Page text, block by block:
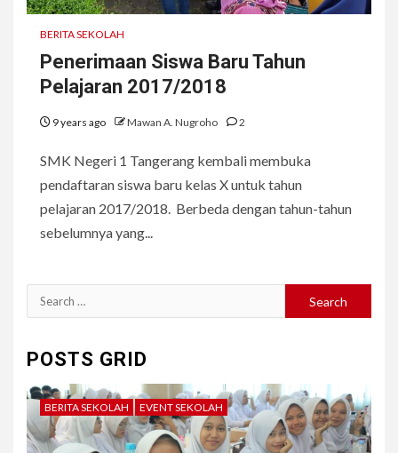
BERITA SEKOLAH
Penerimaan Siswa Baru Tahun
Pelajaran 2017/2018
9 years ago Mawan A. Nugroho 2
SMK Negeri 1 Tangerang kembali membuka
pendaftaran siswa baru kelas X untuk tahun
pelajaran 2017/2018. Berbeda dengan tahun-tahun
sebelumnya yang...
Search
for:
POSTS GRID
BERITA SEKOLAH EVENT SEKOLAH